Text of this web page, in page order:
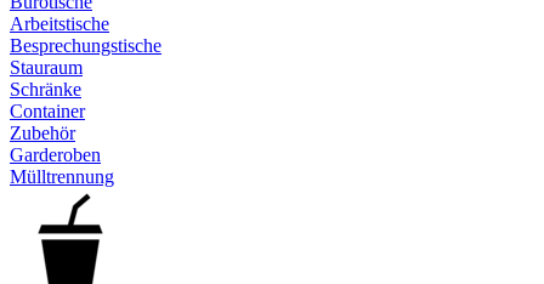
Arbeitstische
Besprechungstische
Stauraum
Schränke
Container
Zubehör
Garderoben
Mülltrennung